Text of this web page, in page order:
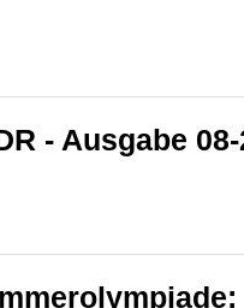
- Ausgabe 08-